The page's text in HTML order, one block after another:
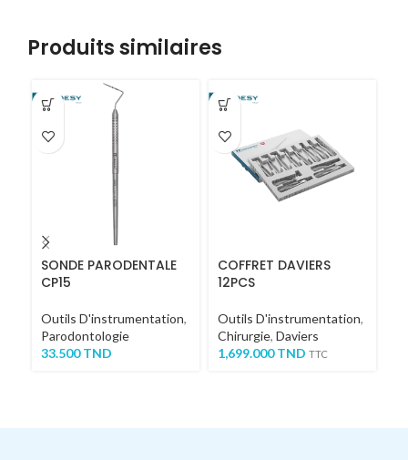
Produits similaires
SONDE PARODENTALE
CP15
Outils D'instrumentation,
Parodontologie
33.500TND
COFFRET DAVIERS
12PCS
Outils D'instrumentation,
Chirurgie, Daviers
1,699.000TND TTC